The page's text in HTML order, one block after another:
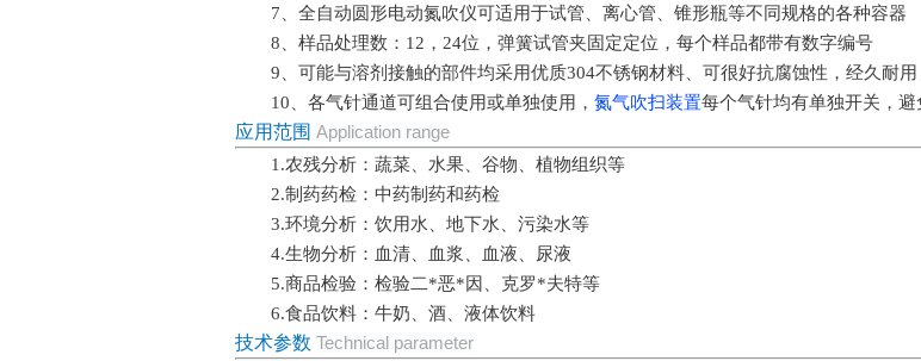
7、全自动圆形电动氮吹仪可适用于试管、离心管、锥形瓶等不同规格的各种容器
8、样品处理数：12，24位，弹簧试管夹固定定位，每个样品都带有数字编号
9、可能与溶剂接触的部件均采用优质304不锈钢材料、可很好抗腐蚀性，经久耐
10、各气针通道可组合使用或单独使用， 氮气吹扫装置每个气针均有单独开关，
应用范围 Application range
1.农残分析：蔬菜、水果、谷物、植物组织等
2.制药药检：中药制药和药检
3.环境分析：饮用水、地下水、污染水等
4.生物分析：血清、血浆、血液、尿液
5.商品检验：检验二*恶*因、克罗*夫特等
6.食品饮料：牛奶、酒、液体饮料
技术参数 Technical parameter